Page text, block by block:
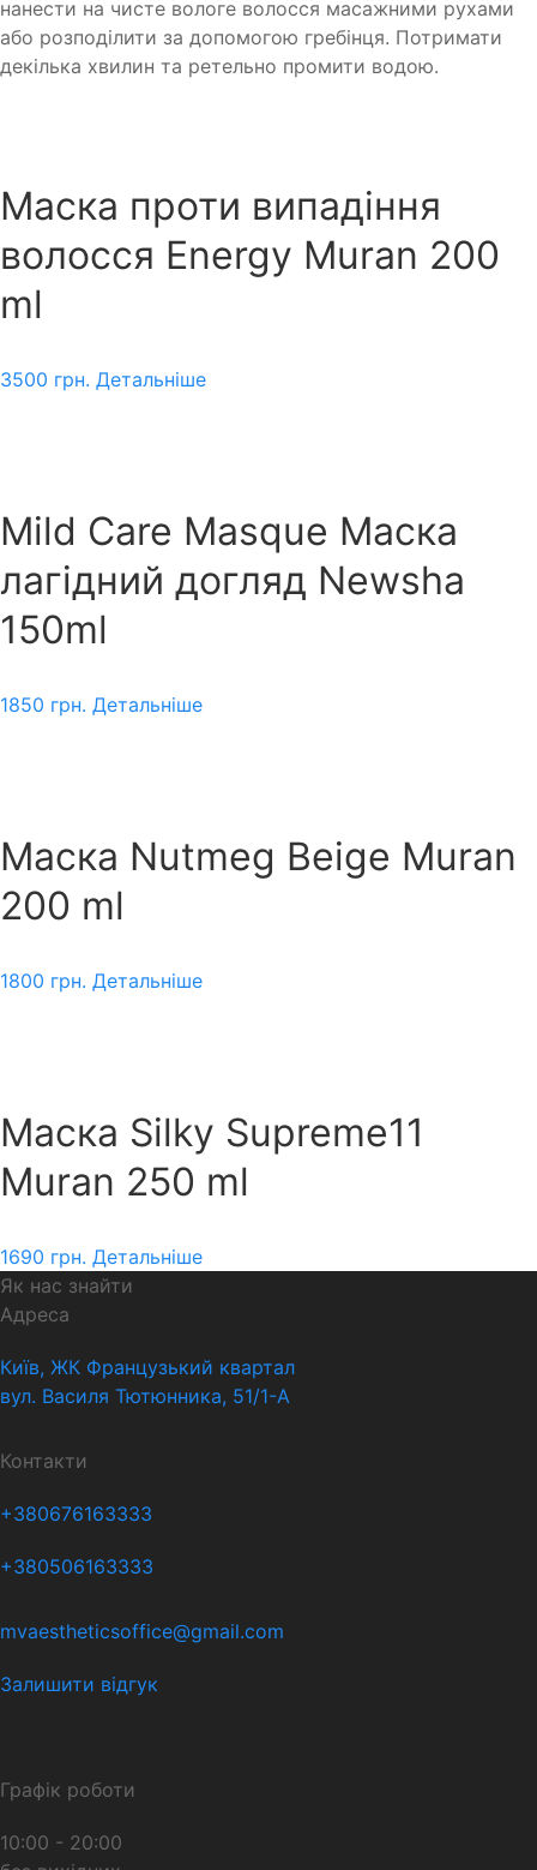
нанести на чисте вологе волосся масажними рухами
або розподілити за допомогою гребінця. Потримати
декілька хвилин та ретельно промити водою.
Маска проти випадіння
волосся Energy Muran 200
ml
3500 грн. Детальніше
Mild Care Masque Маска
лагідний догляд Newsha
150ml
1850 грн. Детальніше
Маска Nutmeg Beige Muran
200 ml
1800 грн. Детальніше
Маска Silky Supreme11
Muran 250 ml
1690 грн. Детальніше
Як нас знайти
Адреса
Київ, ЖК Французький квартал
вул. Василя Тютюнника, 51/1-А
Контакти
+380676163333
+380506163333
mvaestheticsoffice@gmail.com
Залишити відгук
Графік роботи
10:00 - 20:00